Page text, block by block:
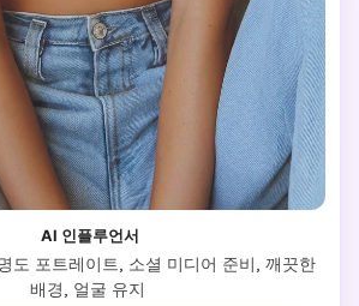
AI 인플루언서
도 포트레이트, 소셜 미디어 준비, 깨끗한